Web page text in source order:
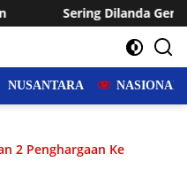
Desa Sukaraja
NUSANTARA NASIONAL
2 Penghargaan Ke